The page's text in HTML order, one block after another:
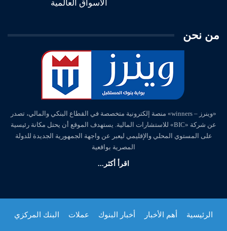
الأسواق العالمية
من نحن
«وينرز – winners» منصة إلكترونية متخصصة في القطاع البنكي والمالي، تصدر
عن شركة «BIC» للاستشارات المالية. يستهدف الموقع أن يحتل مكانة رئيسية
على المستوي المحلي والإقليمي ليعبر عن واجهة الجمهورية الجديدة للدولة
المصرية بواقعية
اقرأ أكثر...
الرئيسية أهم الأخبار أخبار البنوك عملات البنك المركزي